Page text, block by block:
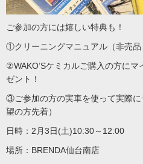
ご参加の方には嬉しい特典も！
①クリーニングマニュアル（非売品
②WAKO’Sケミカルご購入の方に
ゼント！
③ご参加の方の実車を使って実際
望の方先着）
日時：2月3日(土)10:30～12:00
場所：BRENDA仙台南店